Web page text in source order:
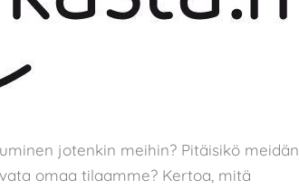
jotenkin meihin? Pitäisikö meidän
omaa tilaamme? Kertoa, mitä